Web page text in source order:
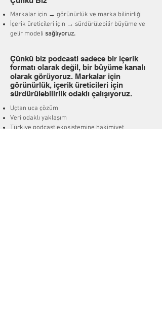
Markalar için → görünürlük ve marka bilinirliği
İçerik üreticileri için → sürdürülebilir büyüme ve
gelir modeli sağlıyoruz.
Çünkü biz podcasti sadece bir içerik
formatı olarak değil, bir büyüme kanalı
olarak görüyoruz. Markalar için
görünürlük, içerik üreticileri için
sürdürülebilirlik odaklı çalışıyoruz.
Uçtan uca çözüm
Veri odaklı yaklaşım
Türkiye podcast ekosistemine hakimiyet